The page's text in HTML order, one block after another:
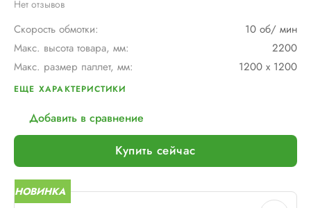
Нет отзывов
Скорость обмотки:
10 об/ мин
Макс. высота товара, мм:
2200
Макс. размер паллет, мм:
1200 х 1200
Тип каретки:
Диам. вращения руки, мм:
Макс. вес рулона с пленкой, кг:
16
Шир. рулона с пленкой, мм:
500
Макс. грузоподъемность, кг:
Электрическое подключение:
220В, 50Гц, 1 Ф+З+Н
ЕЩЕ ХАРАКТЕРИСТИКИ
Добавить в сравнение
Купить сейчас
НОВИНКА